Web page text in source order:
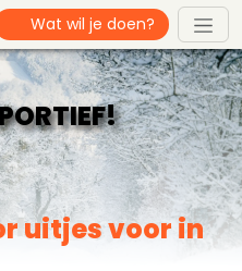
uitjes voor in